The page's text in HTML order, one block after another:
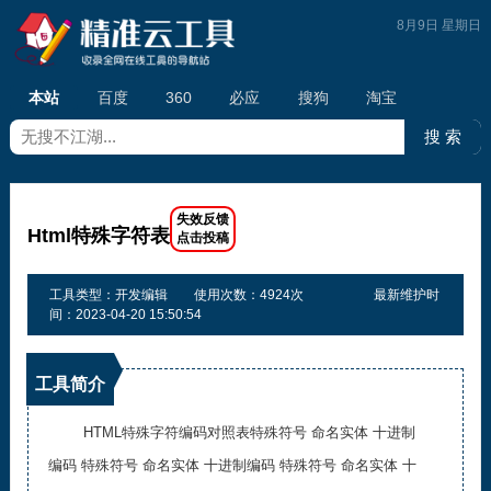
本站 百度 360 必应 搜狗 淘宝
8月9日 星期日
Html特殊字符表
工具类型：开发编辑 使用次数：4924次
最新维护时
间：2023-04-20 15:50:54
工具简介
HTML特殊字符编码对照表特殊符号 命名实体 十进制
编码 特殊符号 命名实体 十进制编码 特殊符号 命名实体 十